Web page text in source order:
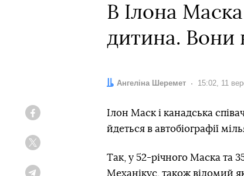
В Ілона
дитина. Вони
Автор:
Ангеліна Шеремет Дата:
15:02, 11
Ілон Маск і канадська
йдеться в автобіографії
Так, у 52-річного Маска та
Механікус, також відомий